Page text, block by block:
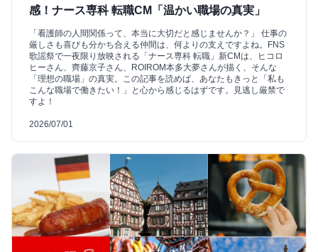
感！ナース専科 転職CM「温かい職場の真実」
「看護師の人間関係って、本当に大切だと感じませんか？」 仕事の
厳しさも喜びも分かち合える仲間は、何よりの支えですよね。FNS
歌謡祭で一夜限り放映される「ナース専科 転職」新CMは、ヒコロ
ヒーさん、齊藤京子さん、ROIROM本多大夢さんが描く、そんな
「理想の職場」の真実。この記事を読めば、あなたもきっと「私も
こんな職場で働きたい！」と心から感じるはずです。見逃し厳禁で
すよ！
2026/07/01